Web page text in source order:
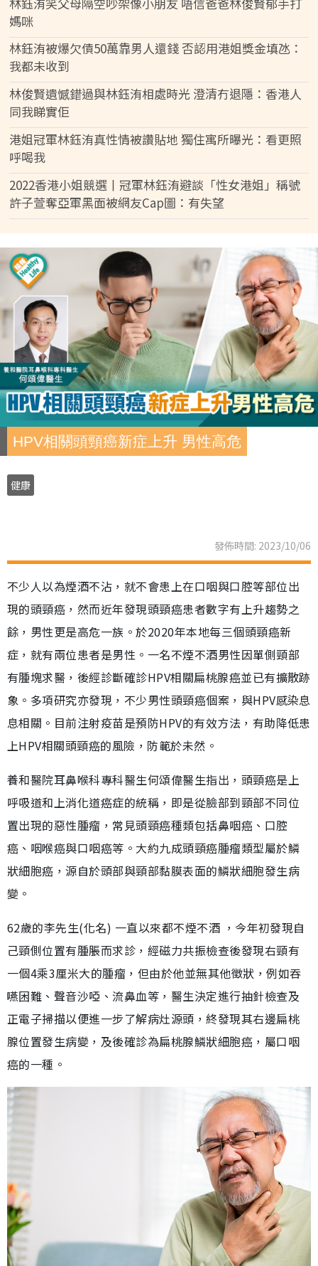
媽咪
林鈺洧被爆欠債50萬靠男人還錢 否認用港姐獎金填氹：
我都未收到
林俊賢遺憾錯過與林鈺洧相處時光 澄清冇退隱：香港人
同我睇實佢
港姐冠軍林鈺洧真性情被讚貼地 獨住寓所曝光：看更照
呼喝我
2022香港小姐競選丨冠軍林鈺洧避談「性女港姐」稱號
許子萱奪亞軍黑面被網友Cap圖：有失望
HPV相關頭頸癌新症上升 男性高危
健康
發佈時間: 2023/10/06
不少人以為煙酒不沾，就不會患上在口咽與口腔等部位出
現的頭頸癌，然而近年發現頭頸癌患者數字有上升趨勢之
餘，男性更是高危一族。於2020年本地每三個頭頸癌新
症，就有兩位患者是男性。一名不煙不酒男性因單側頸部
有腫塊求醫，後經診斷確診HPV相關扁桃腺癌並已有擴散跡
象。多項研究亦發現，不少男性頭頸癌個案，與HPV感染息
息相關。目前注射疫苗是預防HPV的有效方法，有助降低患
上HPV相關頭頸癌的風險，防範於未然。
養和醫院耳鼻喉科專科醫生何頌偉醫生指出，頭頸癌是上
呼吸道和上消化道癌症的統稱，即是從臉部到頸部不同位
置出現的惡性腫瘤，常見頭頸癌種類包括鼻咽癌、口腔
癌、咽喉癌與口咽癌等。大約九成頭頸癌腫瘤類型屬於鱗
狀細胞癌，源自於頭部與頸部黏膜表面的鱗狀細胞發生病
變。
62歲的李先生(化名) 一直以來都不煙不酒 ，今年初發現自
己頸側位置有腫脹而求診，經磁力共振檢查後發現右頸有
一個4乘3厘米大的腫瘤，但由於他並無其他徵狀，例如吞
嚥困難、聲音沙啞、流鼻血等，醫生決定進行抽針檢查及
正電子掃描以便進一步了解病灶源頭，終發現其右邊扁桃
腺位置發生病變，及後確診為扁桃腺鱗狀細胞癌，屬口咽
癌的一種。